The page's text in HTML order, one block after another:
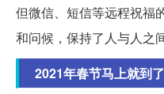
但微信、短信等远程祝福
和问候，保持了人与人之
2021年春节马上就到